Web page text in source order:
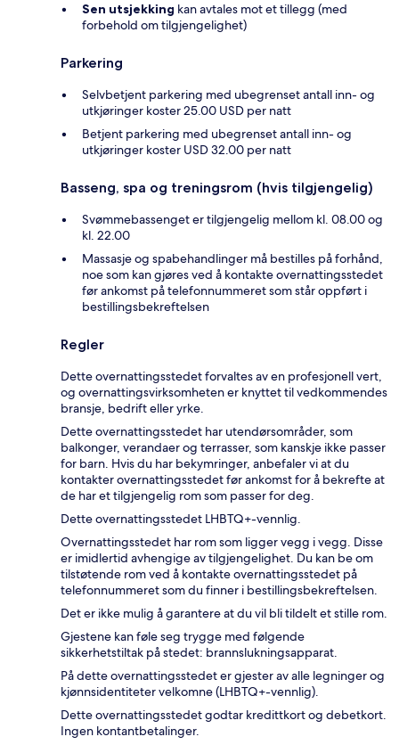
Sen utsjekking kan avtales mot et tillegg (med
forbehold om tilgjengelighet)
Parkering
Selvbetjent parkering med ubegrenset antall inn- og
utkjøringer koster 25.00 USD per natt
Betjent parkering med ubegrenset antall inn- og
utkjøringer koster USD 32.00 per natt
Basseng, spa og treningsrom (hvis tilgjengelig)
Svømmebassenget er tilgjengelig mellom kl. 08.00 og
kl. 22.00
Massasje og spabehandlinger må bestilles på forhånd,
noe som kan gjøres ved å kontakte overnattingsstedet
før ankomst på telefonnummeret som står oppført i
bestillingsbekreftelsen
Regler
Dette overnattingsstedet forvaltes av en profesjonell vert,
og overnattingsvirksomheten er knyttet til vedkommendes
bransje, bedrift eller yrke.
Dette overnattingsstedet har utendørsområder, som
balkonger, verandaer og terrasser, som kanskje ikke passer
for barn. Hvis du har bekymringer, anbefaler vi at du
kontakter overnattingsstedet før ankomst for å bekrefte at
de har et tilgjengelig rom som passer for deg.
Dette overnattingsstedet LHBTQ+-vennlig.
Overnattingsstedet har rom som ligger vegg i vegg. Disse
er imidlertid avhengige av tilgjengelighet. Du kan be om
tilstøtende rom ved å kontakte overnattingsstedet på
telefonnummeret som du finner i bestillingsbekreftelsen.
Det er ikke mulig å garantere at du vil bli tildelt et stille rom.
Gjestene kan føle seg trygge med følgende
sikkerhetstiltak på stedet: brannslukningsapparat.
På dette overnattingsstedet er gjester av alle legninger og
kjønnsidentiteter velkomne (LHBTQ+-vennlig).
Dette overnattingsstedet godtar kredittkort og debetkort.
Ingen kontantbetalinger.